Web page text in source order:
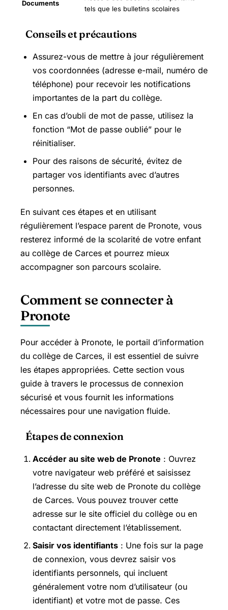
Documents
tels que les bulletins scolaires
Conseils et précautions
Assurez-vous de mettre à jour régulièrement
vos coordonnées (adresse e-mail, numéro de
téléphone) pour recevoir les notifications
importantes de la part du collège.
En cas d’oubli de mot de passe, utilisez la
fonction “Mot de passe oublié” pour le
réinitialiser.
Pour des raisons de sécurité, évitez de
partager vos identifiants avec d’autres
personnes.
En suivant ces étapes et en utilisant
régulièrement l’espace parent de Pronote, vous
resterez informé de la scolarité de votre enfant
au collège de Carces et pourrez mieux
accompagner son parcours scolaire.
Comment se connecter à
Pronote
Pour accéder à Pronote, le portail d’information
du collège de Carces, il est essentiel de suivre
les étapes appropriées. Cette section vous
guide à travers le processus de connexion
sécurisé et vous fournit les informations
nécessaires pour une navigation fluide.
Étapes de connexion
Accéder au site web de Pronote : Ouvrez
votre navigateur web préféré et saisissez
l’adresse du site web de Pronote du collège
de Carces. Vous pouvez trouver cette
adresse sur le site officiel du collège ou en
contactant directement l’établissement.
Saisir vos identifiants : Une fois sur la page
de connexion, vous devrez saisir vos
identifiants personnels, qui incluent
généralement votre nom d’utilisateur (ou
identifiant) et votre mot de passe. Ces